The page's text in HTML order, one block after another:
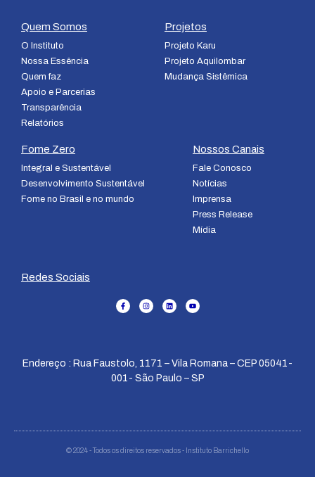
Quem Somos
O Instituto
Nossa Essência
Quem faz
Apoio e Parcerias
Transparência
Relatórios
Projetos
Projeto Karu
Projeto Aquilombar
Mudança Sistêmica
Fome Zero
Integral e Sustentável
Desenvolvimento Sustentável
Fome no Brasil e no mundo
Nossos Canais
Fale Conosco
Notícias
Imprensa
Press Release
Mídia
Redes Sociais
Endereço : Rua Faustolo, 1171 – Vila Romana – CEP 05041-
001- São Paulo – SP
© 2024 - Todos os direitos reservados - Instituto Barrichello